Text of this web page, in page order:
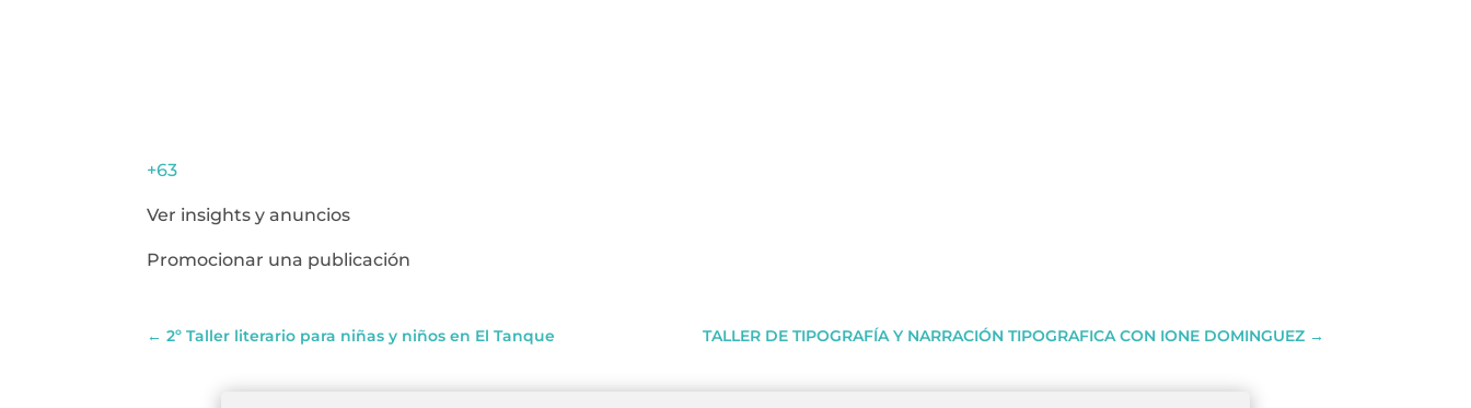
+63
Ver insights y anuncios
Promocionar una publicación
←2º Taller literario para niñas y niños en El Tanque TALLER DE TIPOGRAFÍA Y NARRACIÓN TIPOGRAFICA CON IONE DOMINGUEZ→